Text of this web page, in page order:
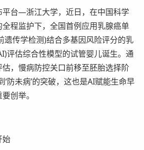
台—浙江大学，近日，在中国科学
程监护下，全国首例应用乳腺癌单
遗传学检测)结合多基因风险评分的乳
评估综合性模型的试管婴儿诞生。通
，慢病防控关口前移至胚胎选择阶
‘防未病’的突破，这也是AI赋能生命早
创举。